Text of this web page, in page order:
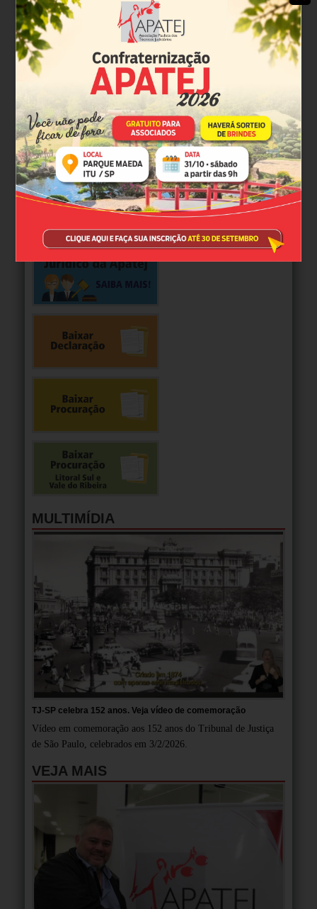
TJ-SP abre prazo para preenchimento do Acordo de
Desempenho 2027
MAIS NOTÍCIAS
MULTIMÍDIA
TJ-SP celebra 152 anos. Veja vídeo de comemoração
Vídeo em comemoração aos 152 anos do Tribunal de Justiça
de São Paulo, celebrados em 3/2/2026.
VEJA MAIS